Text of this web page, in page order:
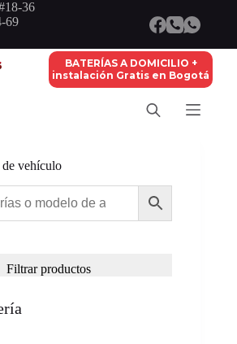
36
69
BATERÍAS A DOMICILIO +
instalación Gratis en Bogotá
vehículo
Filtrar productos